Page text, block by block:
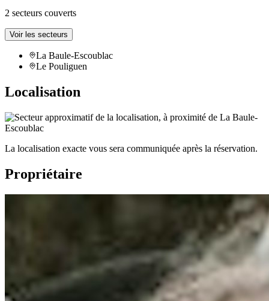
2 secteurs couverts
Voir les secteurs
La Baule-Escoublac
Le Pouliguen
Localisation
La localisation exacte vous sera communiquée après la réservation.
Propriétaire